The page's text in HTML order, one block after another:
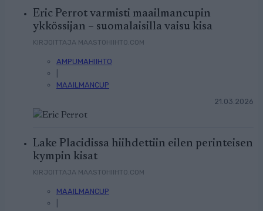
Eric Perrot varmisti maailmancupin
ykkössijan – suomalaisilla vaisu kisa
KIRJOITTAJA MAASTOHIIHTO.COM
AMPUMAHIIHTO
MAAILMANCUP
21.03.2026
Lake Placidissa hiihdettiin eilen perinteisen
kympin kisat
KIRJOITTAJA MAASTOHIIHTO.COM
MAAILMANCUP